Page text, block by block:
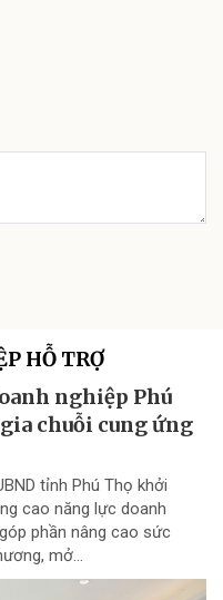
HỖ TRỢ
nghiệp Phú
chuỗi cung ứng
tỉnh Phú Thọ khởi
cao năng lực doanh
phần nâng cao sức
mở...